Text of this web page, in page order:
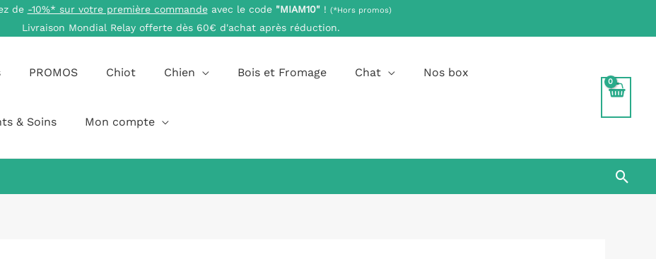
de -10%* sur votre première commandeavec le code "MIAM10"! (*Hors promos)
Livraison Mondial Relay offerte dès 60€ d'achat après réduction.
PROMOS Chiot Chien Bois et Fromage Chat Nos box
& Soins Mon compte